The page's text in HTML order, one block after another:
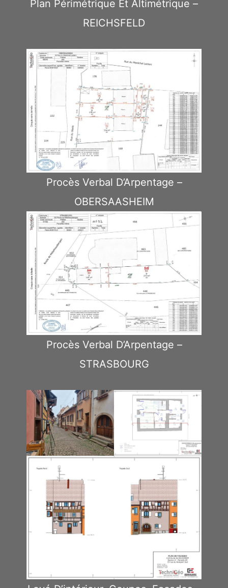
Plan Périmétrique Et Altimétrique –
REICHSFELD
Procès Verbal D’Arpentage –
OBERSAASHEIM
Procès Verbal D’Arpentage –
STRASBOURG